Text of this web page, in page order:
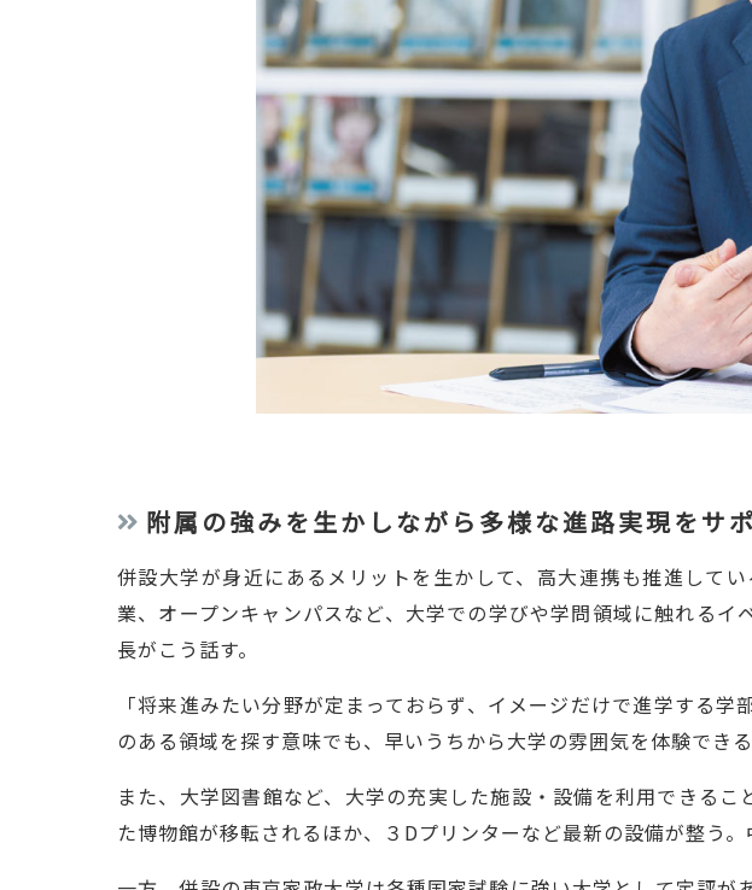
附属の強みを生かしながら多様な進路実現をサ
併設大学が身近にあるメリットを生かして、高大連携も推進して
業、オープンキャンパスなど、大学での学びや学問領域に触れる
長がこう話す。
「将来進みたい分野が定まっておらず、イメージだけで進学する
のある領域を探す意味でも、早いうちから大学の雰囲気を体験でき
また、大学図書館など、大学の充実した施設・設備を利用できる
た博物館が移転されるほか、３Dプリンターなど最新の設備が整う